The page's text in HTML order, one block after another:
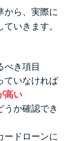
いきると
で40万円
られるカ
から、実際に
いきます。
べき項目
ていなければ
高い
うか確認でき
ードローンに